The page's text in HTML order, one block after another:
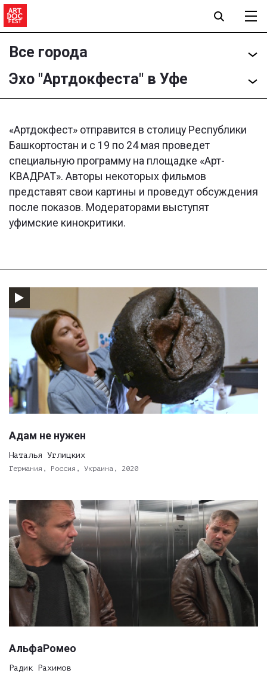
Все города
Эхо "Артдокфеста" в Уфе
«Артдокфест» отправится в столицу Республики
Башкортостан и с 19 по 24 мая проведет
специальную программу на площадке «Арт-
КВАДРАТ». Авторы некоторых фильмов
представят свои картины и проведут обсуждения
после показов. Модераторами выступят
уфимские кинокритики.
Адам не нужен
Наталья Углицких
Германия, Россия, Украина, 2020
АльфаРомео
Радик Рахимов